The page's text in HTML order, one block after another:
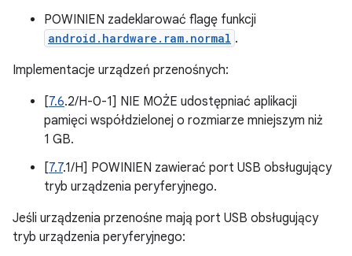
POWINIEN zadeklarować flagę funkcji
android.hardware.ram.normal .
Implementacje urządzeń przenośnych:
[7.6.2/H-0-1] NIE MOŻE udostępniać aplikacji
pamięci współdzielonej o rozmiarze mniejszym niż
1 GB.
[7.7.1/H] POWINIEN zawierać port USB obsługujący
tryb urządzenia peryferyjnego.
Jeśli urządzenia przenośne mają port USB obsługujący
tryb urządzenia peryferyjnego: